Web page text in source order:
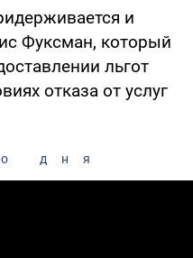
и
Фуксман, который
льгот
отказа от услуг
дня